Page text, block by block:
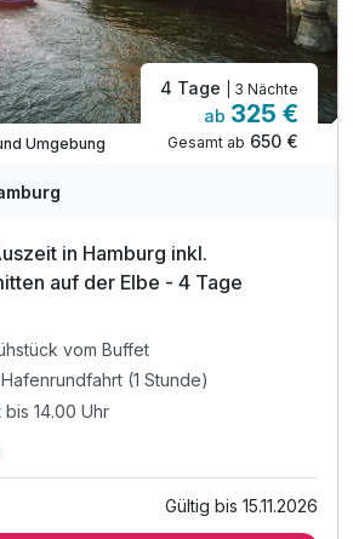
Umgebung
4 Tage | 3 Nächte
ab 325 €
Gesamt ab 650 €
in Hamburg inkl.
auf der Elbe - 4 Tage
vom Buffet
(1 Stunde)
14.00 Uhr
Gültig bis 15.11.2026